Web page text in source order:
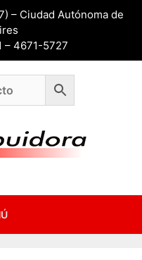
– Ciudad Autónoma de
– 4671-5727